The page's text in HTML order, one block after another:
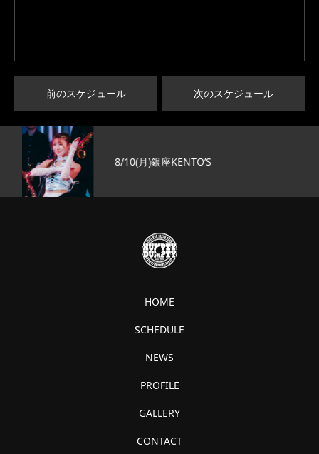
前のスケジュール 次のスケジュール
8/10(月)銀座KENTO’S
HOME
SCHEDULE
NEWS
PROFILE
GALLERY
CONTACT